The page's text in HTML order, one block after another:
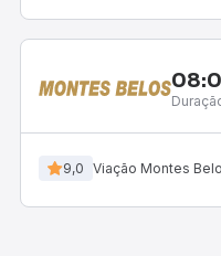
9,0 Viação Montes